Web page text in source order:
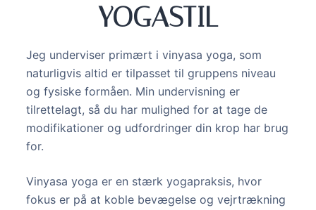
YOGASTIL
Jeg underviser primært i vinyasa yoga, som
naturligvis altid er tilpasset til gruppens niveau
og fysiske formåen. Min undervisning er
tilrettelagt, så du har mulighed for at tage de
modifikationer og udfordringer din krop har brug
for.
Vinyasa yoga er en stærk yogapraksis, hvor
fokus er på at koble bevægelse og vejrtrækning